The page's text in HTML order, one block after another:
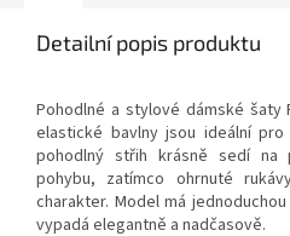
Detailní popis produktu
Pohodlné a stylové dámské šaty
elastické bavlny jsou ideální pro
pohodlný střih krásně sedí na
pohybu, zatímco ohrnuté
charakter. Model má
vypadá elegantně a nadčasově.